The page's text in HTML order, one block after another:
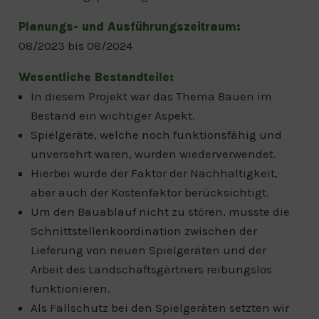
Planungs- und Ausführungszeitraum:
08/2023 bis 08/2024
Wesentliche Bestandteile:
In diesem Projekt war das Thema Bauen im
Bestand ein wichtiger Aspekt.
Spielgeräte, welche noch funktionsfähig und
unversehrt waren, wurden wiederverwendet.
Hierbei wurde der Faktor der Nachhaltigkeit,
aber auch der Kostenfaktor berücksichtigt.
Um den Bauablauf nicht zu stören, musste die
Schnittstellenkoordination zwischen der
Lieferung von neuen Spielgeräten und der
Arbeit des Landschaftsgärtners reibungslos
funktionieren.
Als Fallschutz bei den Spielgeräten setzten wir